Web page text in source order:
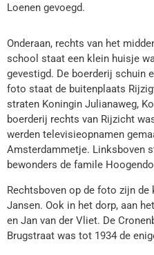
Loenen gevoegd.
Onderaan, rechts van het
school staat een klein huisje
gevestigd. De boerderij schuin
foto staat de buitenplaats
straten Koningin Julianaweg,
boerderij rechts van Rijzicht
werden televisieopnamen
Amsterdammetje. Linksboven
bewonders de famile
Rechtsboven op de foto zijn
Jansen. Ook in het dorp, aan
en Jan van der Vliet. De
Brugstraat was tot 1934 de